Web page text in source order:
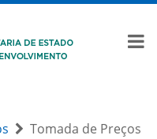
Tomada de Preços